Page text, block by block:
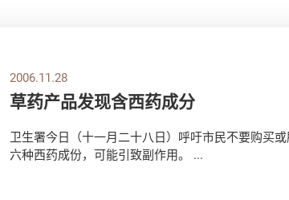
2006.11.28
草药产品发现含西药成分
卫生署今日（十一月二十八日）呼吁市民不要购买
六种西药成份，可能引致副作用。 ...